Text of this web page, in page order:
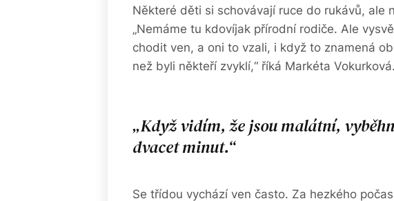
Některé děti si schovávají ruce do rukávů, ale
„Nemáme tu kdovíjak přírodní rodiče. Ale
chodit ven, a oni to vzali, i když to znamená
než byli někteří zvyklí,“ říká Markéta Vokurková.
Když vidím, že jsou malátní,
dvacet minut.
Se třídou vychází ven často. Za hezkého